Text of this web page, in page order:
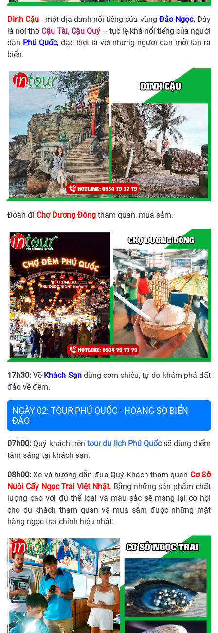
Dinh Cậu - một địa danh nổi tiếng của vùng Đảo Ngọc.Đây
là nơi thờ Cậu Tài, Cậu Quý – tục lệ khá nổi tiếng của người
dân Phú Quốc,đặc biệt là với những người dân mỗi lần ra
biển.
Đoàn đi Chợ Dương Đông tham quan, mua sắm.
17h30: Về Khách Sạndùng cơm chiều, tự do khám phá đất
đảo về đêm.
NGÀY 02: TOUR PHÚ QUỐC - HOANG SƠ BIỂN
ĐẢO
07h00: Quý khách trêntour du lịch Phú Quốcsẽ dùng điểm
tâm sáng tại khách sạn.
08h00: Xe và hướng dẫn đưa Quý Khách tham quan Cơ Sở
Nuôi Cấy Ngọc Trai Việt Nhật. Bằng những sản phẩm chất
lượng cao với đủ thể loại và màu sắc sẽ mang lại cơ hội
cho du khách tham quan và mua sắm được những mặt
hàng ngọc trai chính hiệu nhất.